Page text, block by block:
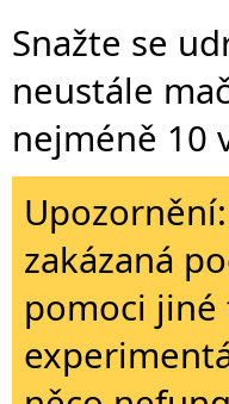
Snažte se
neustále
nejméně 10
zakázaná
pomoci jiné